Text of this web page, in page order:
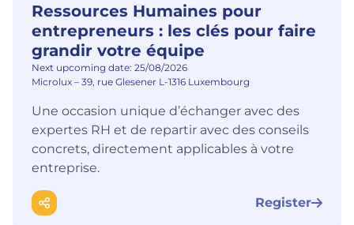
Ressources Humaines pour
entrepreneurs : les clés pour faire
grandir votre équipe
Next upcoming date: 25/08/2026
Microlux – 39, rue Glesener L-1316 Luxembourg
Une occasion unique d’échanger avec des
expertes RH et de repartir avec des conseils
concrets, directement applicables à votre
entreprise.
Register